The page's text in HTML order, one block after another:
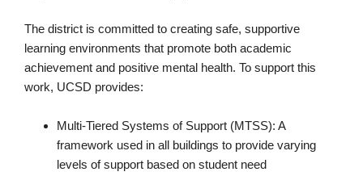
The district is committed to creating safe, supportive
learning environments that promote both academic
achievement and positive mental health. To support this
work, UCSD provides:
Multi-Tiered Systems of Support (MTSS): A
framework used in all buildings to provide varying
levels of support based on student need